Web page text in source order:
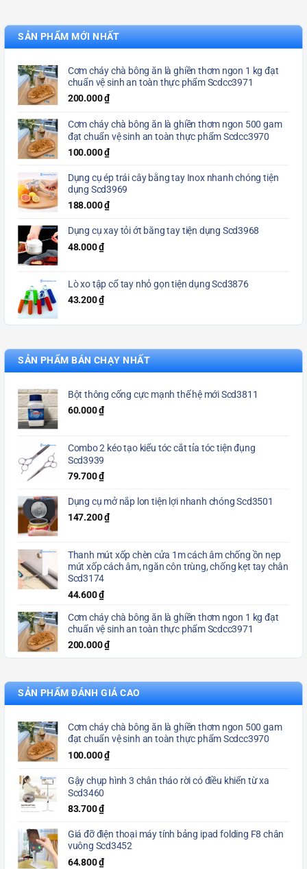
SẢN PHẨM MỚI NHẤT
Cơm cháy chà bông ăn là ghiền thơm ngon 1 kg đạt
chuẩn vệ sinh an toàn thực phẩm Scdcc3971
200.000₫
Cơm cháy chà bông ăn là ghiền thơm ngon 500 gam
đạt chuẩn vệ sinh an toàn thực phẩm Scdcc3970
100.000₫
Dụng cụ ép trái cây bằng tay Inox nhanh chóng tiện
dụng Scd3969
188.000₫
Dụng cụ xay tỏi ớt bằng tay tiện dụng Scd3968
48.000₫
Lò xo tập cổ tay nhỏ gọn tiện dụng Scd3876
43.200₫
SẢN PHẨM BÁN CHẠY NHẤT
Bột thông cống cực mạnh thế hệ mới Scd3811
60.000₫
Combo 2 kéo tạo kiểu tóc cắt tỉa tóc tiện đụng
Scd3939
79.700₫
Dụng cụ mở nắp lon tiện lợi nhanh chóng Scd3501
147.200₫
Thanh mút xốp chèn cửa 1m cách âm chống ồn nẹp
mút xốp cách âm, ngăn côn trùng, chống kẹt tay chân
Scd3174
44.600₫
Cơm cháy chà bông ăn là ghiền thơm ngon 1 kg đạt
chuẩn vệ sinh an toàn thực phẩm Scdcc3971
200.000₫
SẢN PHẨM ĐÁNH GIÁ CAO
Cơm cháy chà bông ăn là ghiền thơm ngon 500 gam
đạt chuẩn vệ sinh an toàn thực phẩm Scdcc3970
100.000₫
Gậy chụp hình 3 chân tháo rời có điều khiển từ xa
Scd3460
83.700₫
Giá đỡ điện thoại máy tính bảng ipad folding F8 chân
vuông Scd3452
64.800₫